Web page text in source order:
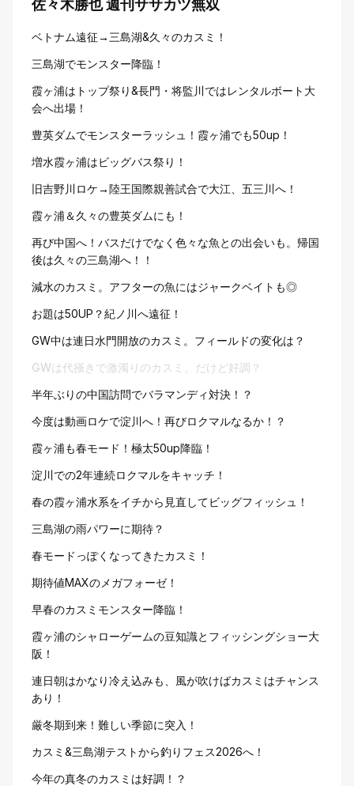
佐々木勝也 週刊ササカツ無双
ベトナム遠征→三島湖&久々のカスミ！
三島湖でモンスター降臨！
霞ヶ浦はトップ祭り&長門・将監川ではレンタルボート大
会へ出場！
豊英ダムでモンスターラッシュ！霞ヶ浦でも50up！
増水霞ヶ浦はビッグバス祭り！
旧吉野川ロケ→陸王国際親善試合で大江、五三川へ！
霞ヶ浦＆久々の豊英ダムにも！
再び中国へ！バスだけでなく色々な魚との出会いも。帰国
後は久々の三島湖へ！！
減水のカスミ。アフターの魚にはジャークベイトも◎
お題は50UP？紀ノ川へ遠征！
GW中は連日水門開放のカスミ。フィールドの変化は？
GWは代掻きで激濁りのカスミ。だけど好調？
半年ぶりの中国訪問でバラマンディ対決！？
今度は動画ロケで淀川へ！再びロクマルなるか！？
霞ヶ浦も春モード！極太50up降臨！
淀川での2年連続ロクマルをキャッチ！
春の霞ヶ浦水系をイチから見直してビッグフィッシュ！
三島湖の雨パワーに期待？
春モードっぽくなってきたカスミ！
期待値MAXのメガフォーゼ！
早春のカスミモンスター降臨！
霞ヶ浦のシャローゲームの豆知識とフィッシングショー大
阪！
連日朝はかなり冷え込みも、風が吹けばカスミはチャンス
あり！
厳冬期到来！難しい季節に突入！
カスミ&三島湖テストから釣りフェス2026へ！
今年の真冬のカスミは好調！？